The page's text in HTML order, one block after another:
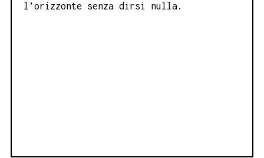
l’orizzonte senza dirsi nulla.